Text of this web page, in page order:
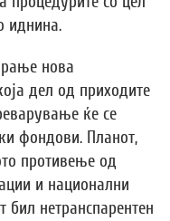
иднина.
нова
дел од приходите
ќе се
фондови. Планот,
противење од
и национални
бил нетранспарентен